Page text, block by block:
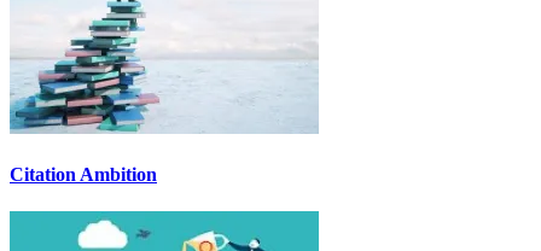
Citation Ambition